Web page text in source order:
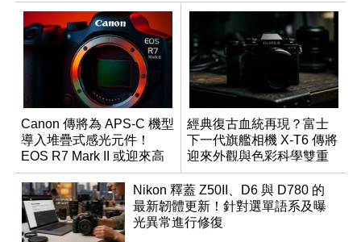
Canon 傳將為 APS-C 機型
導入堆疊式感光元件！
EOS R7 Mark II 或迎來高
速讀出升級
經典復古血統再現？富士
下一代旗艦相機 X-T6 傳將
迎來外觀與色彩科學雙重
優化
Nikon 釋蓋 Z50II、D6 與 D780 的
最新韌體更新！針對選單語系及曝
光異常進行修復